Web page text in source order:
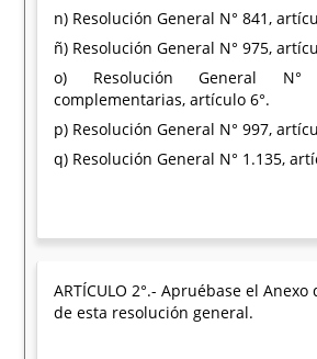
n) Resolución General N° 841,
ñ) Resolución General N° 975,
o) Resolución General
complementarias, artículo 6°.
p) Resolución General N° 997,
q) Resolución General N° 1.135,
ARTÍCULO 2°.- Apruébase el
de esta resolución general.